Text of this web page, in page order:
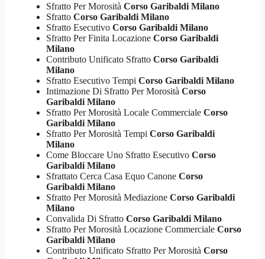
Sfratto Per Morosità Corso Garibaldi Milano
Sfratto Corso Garibaldi Milano
Sfratto Esecutivo Corso Garibaldi Milano
Sfratto Per Finita Locazione Corso Garibaldi
Milano
Contributo Unificato Sfratto Corso Garibaldi
Milano
Sfratto Esecutivo Tempi Corso Garibaldi Milano
Intimazione Di Sfratto Per Morosità Corso
Garibaldi Milano
Sfratto Per Morosità Locale Commerciale Corso
Garibaldi Milano
Sfratto Per Morosità Tempi Corso Garibaldi
Milano
Come Bloccare Uno Sfratto Esecutivo Corso
Garibaldi Milano
Sfrattato Cerca Casa Equo Canone Corso
Garibaldi Milano
Sfratto Per Morosità Mediazione Corso Garibaldi
Milano
Convalida Di Sfratto Corso Garibaldi Milano
Sfratto Per Morosità Locazione Commerciale Corso
Garibaldi Milano
Contributo Unificato Sfratto Per Morosità Corso